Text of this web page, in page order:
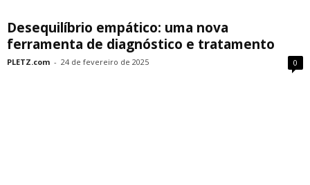
Desequilíbrio empático: uma nova
ferramenta de diagnóstico e tratamento
PLETZ.com - 24 de fevereiro de 2025 0